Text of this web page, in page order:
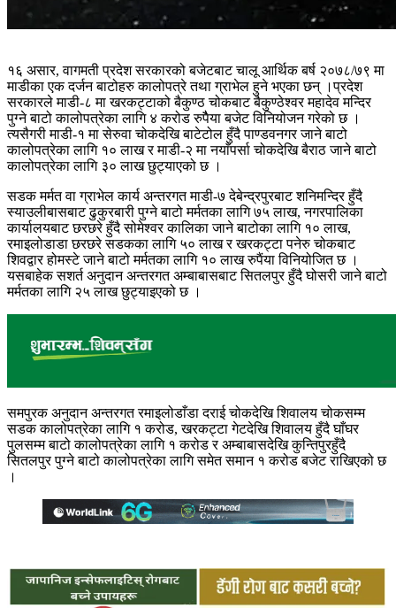
१६ असार, वागमती प्रदेश सरकारको बजेटबाट चालू आर्थिक बर्ष २०७८/७९ मा
माडीका एक दर्जन बाटोहरु कालोपत्रे तथा ग्राभेल हुने भएका छन् ।प्रदेश
सरकारले माडी-८ मा खरकट्टाको बैकुण्ठ चोकबाट बैकुण्ठेश्वर महादेव मन्दिर
पुग्ने बाटो कालोपत्रेका लागि ४ करोड रुपैैया बजेट विनियोजन गरेको छ ।
त्यसैगरी माडी-१ मा सेरुवा चोकदेखि बाटेटोल हुँदै पाण्डवनगर जाने बाटो
कालोपत्रेका लागि १० लाख र माडी-२ मा नयाँपर्सा चोकदेखि बैराठ जाने बाटो
कालोपत्रेका लागि ३० लाख छुट्याएको छ ।
सडक मर्मत वा ग्राभेल कार्य अन्तरगत माडी-७ देबेन्द्रपुरबाट शनिमन्दिर हुँदै
स्याउलीबासबाट ढुकुरबारी पुग्ने बाटो मर्मतका लागि ७५ लाख, नगरपालिका
कार्यालयबाट छरछरे हुँदै सोमेश्वर कालिका जाने बाटोका लागि १० लाख,
रमाइलोडाडा छरछरे सडकका लागि ५० लाख र खरकट्टा पनेरु चोकबाट
शिवद्वार होमस्टे जाने बाटो मर्मतका लागि १० लाख रुपैंया विनियोजित छ ।
यसबाहेक सशर्त अनुदान अन्तरगत अम्बाबासबाट सितलपुर हुँदै घोसरी जाने बाटो
मर्मतका लागि २५ लाख छुट्याइएको छ ।
समपुरक अनुदान अन्तरगत रमाइलोडाँडा दराई चोकदेखि शिवालय चोकसम्म
सडक कालोपत्रेका लागि १ करोड, खरकट्टा गेटदेखि शिवालय हुँदै घाँघर
पुलसम्म बाटो कालोपत्रेका लागि १ करोड र अम्बाबासदेखि कुन्तिपुरहुँदै
सितलपुर पुग्ने बाटो कालोपत्रेका लागि समेत समान १ करोड बजेट राखिएको छ
।